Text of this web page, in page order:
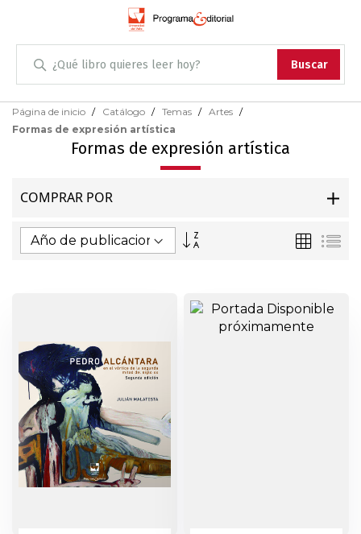
Buscar
Administración
Antropología
Arqueología
Ciencias
Ciencia política
Ciencias Sociales
Conflicto Armado
Skip
Página de inicio Catálogo Temas
Artes
Formas de expresión artística
Formas de expresión artística
COMPRAR POR
Dirección
Parrilla